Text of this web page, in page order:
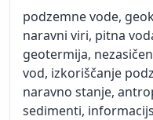
podzemne vode,
naravni viri, pitna
geotermija,
vod, izkoriščanje
naravno stanje,
sedimenti,